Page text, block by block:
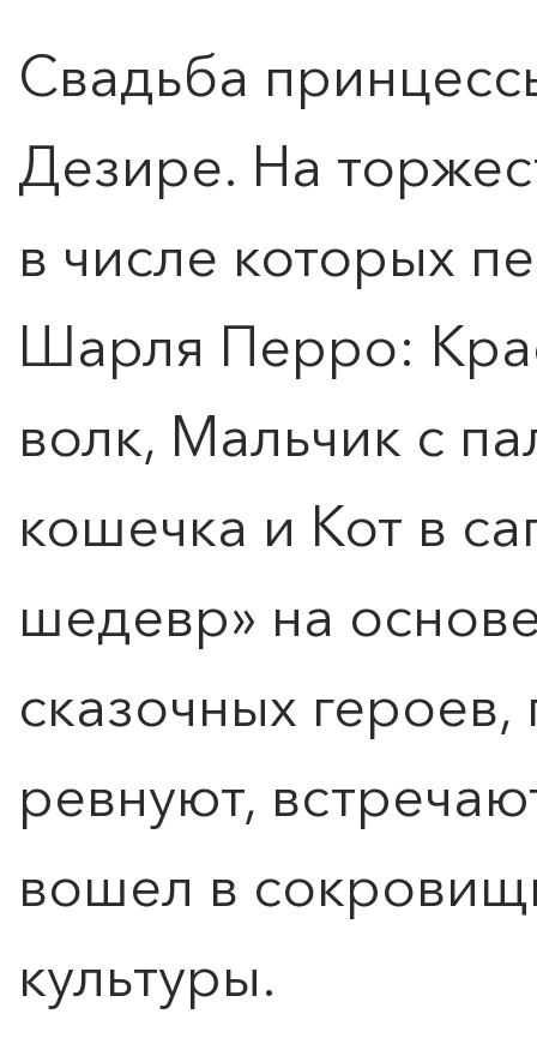
Свадьба
Дезире. На
в числе которых
Шарля Перро:
волк, Мальчик с
кошечка и Кот в
шедевр» на
сказочных
ревнуют,
вошел в
культуры.